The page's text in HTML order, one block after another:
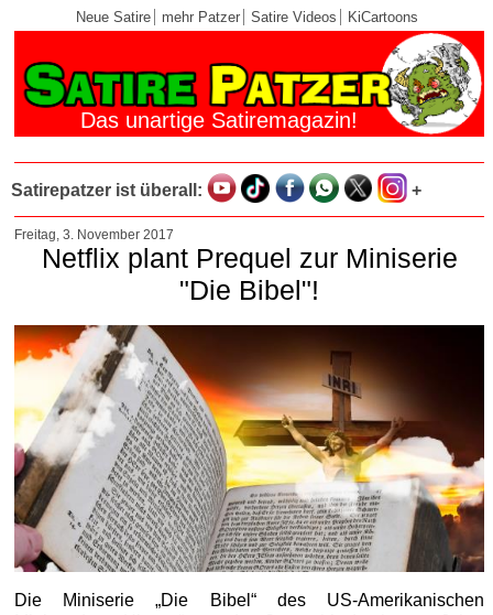
Neue Satire mehr Patzer Satire Videos KiCartoons
Das unartige Satiremagazin!
Satirepatzer ist überall: +
Freitag, 3. November 2017
Netflix plant Prequel zur Miniserie
"Die Bibel"!
Die Miniserie „Die Bibel“ des US-Amerikanischen